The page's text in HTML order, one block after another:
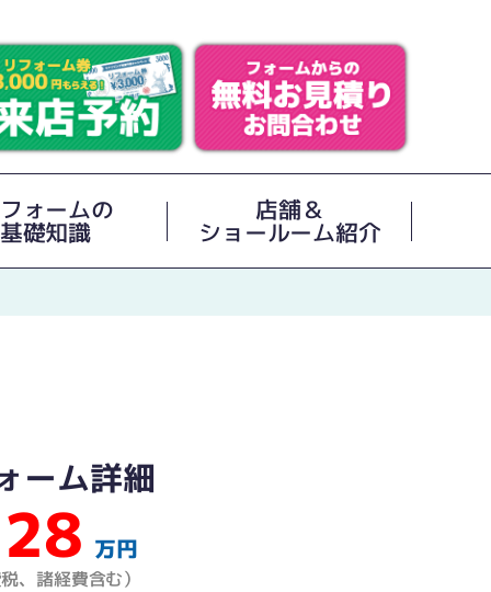
ォームの
基礎知識
店舗＆
ショールーム紹介
ーム詳細
28 万円
、諸経費含む）